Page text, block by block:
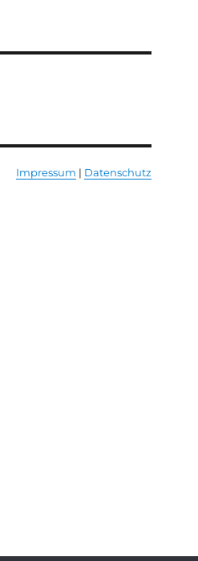
Impressum | Datenschutz